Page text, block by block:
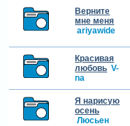
Верните
мне меня
ariyawide
Красивая
любовь V-
na
Я нарисую
осень
Люсьен